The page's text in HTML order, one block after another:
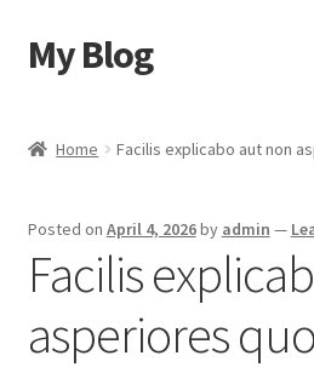
Skip
to
Skip
to
My Blog
Checkout
Home Facilis explicabo aut non
Posted on April 4, 2026by admin —
Facilis
asperiores